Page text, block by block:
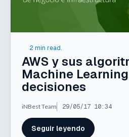
2 min read.
AWS y sus
Machine
decisiones
iNBest Team 29/05/17 10:34
Seguir leyendo